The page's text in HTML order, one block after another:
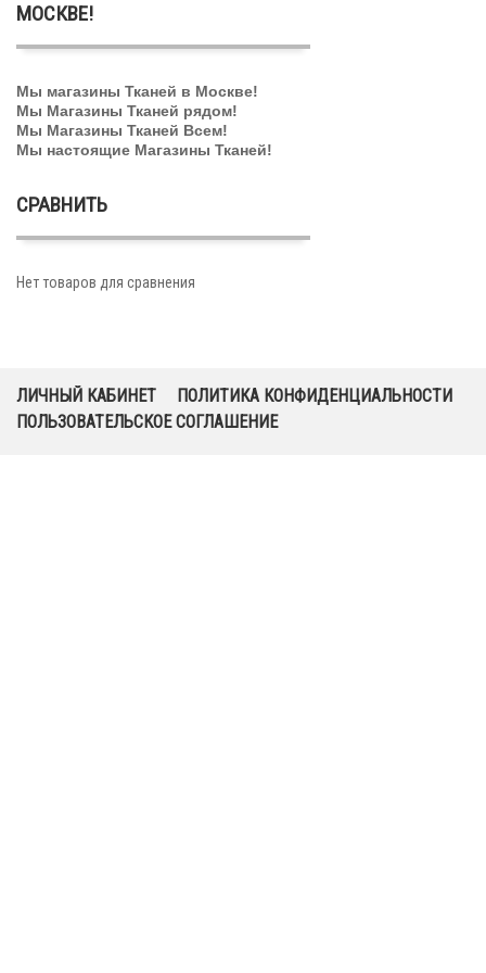
МОСКВЕ!
Мы магазины Тканей в Москве!
Мы Магазины Тканей рядом!
Мы Магазины Тканей Всем!
Мы настоящие Магазины Тканей!
СРАВНИТЬ
Нет товаров для сравнения
ЛИЧНЫЙ КАБИНЕТ
ПОЛИТИКА КОНФИДЕНЦИАЛЬНОСТИ
ПОЛЬЗОВАТЕЛЬСКОЕ СОГЛАШЕНИЕ